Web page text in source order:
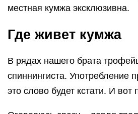
местная кумжа эксклюзивна.
Где живет кумжа
В рядах нашего брата
спиннингиста. Употребление
это слово будет кстати. И вот